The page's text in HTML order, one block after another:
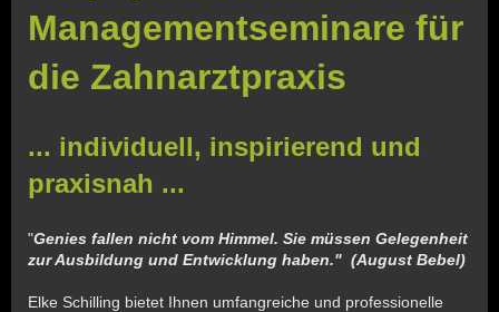
Managementseminare für
die Zahnarztpraxis
... individuell, inspirierend und
praxisnah ...
"Genies fallen nicht vom Himmel. Sie müssen Gelegenheit
zur Ausbildung und Entwicklung haben." (August Bebel)
Elke Schilling bietet Ihnen umfangreiche und professionelle